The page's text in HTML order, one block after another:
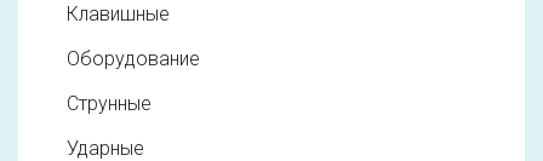
Клавишные
Оборудование
Струнные
Ударные